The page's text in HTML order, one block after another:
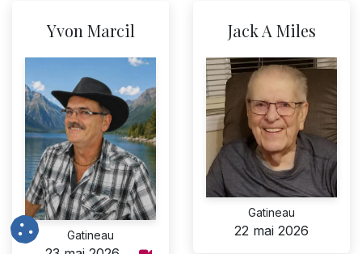
Yvon Marcil
Gatineau
Jack A Miles
Gatineau
22 mai 2026